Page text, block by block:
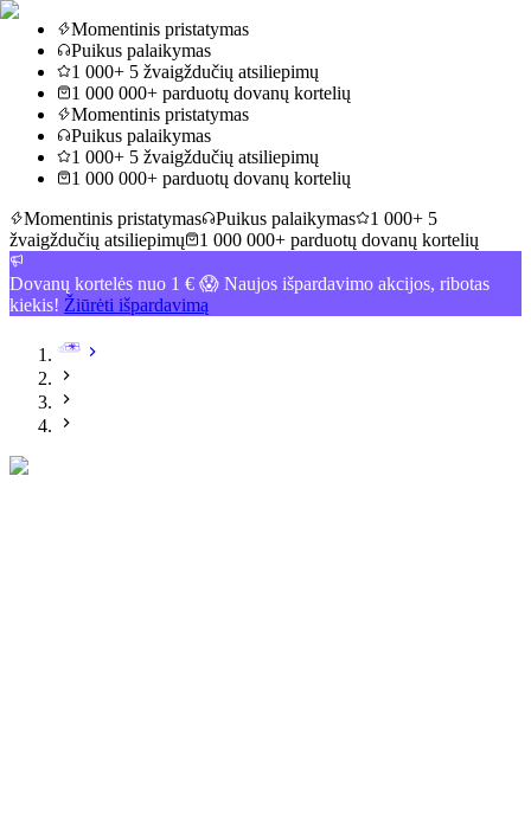
Momentinis pristatymas
Puikus palaikymas
1 000+ 5 žvaigždučių atsiliepimų
1 000 000+ parduotų dovanų kortelių
Momentinis pristatymas
Puikus palaikymas
1 000+ 5 žvaigždučių atsiliepimų
1 000 000+ parduotų dovanų kortelių
Momentinis pristatymas
Puikus palaikymas
1 000+ 5
žvaigždučių atsiliepimų
1 000 000+ parduotų dovanų kortelių
Dovanų kortelės nuo 1 € 😱 Naujos išpardavimo akcijos, ribotas
kiekis! Žiūrėti išpardavimą